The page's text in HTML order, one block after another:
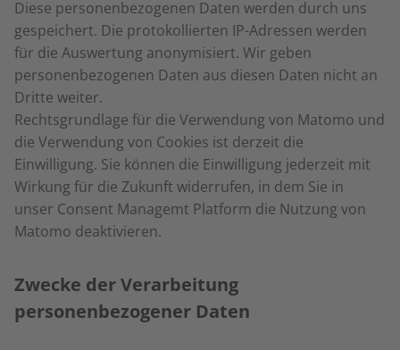
Diese personenbezogenen Daten werden durch uns
gespeichert. Die protokollierten IP-Adressen werden
für die Auswertung anonymisiert. Wir geben
personenbezogenen Daten aus diesen Daten nicht an
Dritte weiter.
Rechtsgrundlage für die Verwendung von Matomo und
die Verwendung von Cookies ist derzeit die
Einwilligung. Sie können die Einwilligung jederzeit mit
Wirkung für die Zukunft widerrufen, in dem Sie in
unser Consent Managemt Platform die Nutzung von
Matomo deaktivieren.
Zwecke der Verarbeitung
personenbezogener Daten